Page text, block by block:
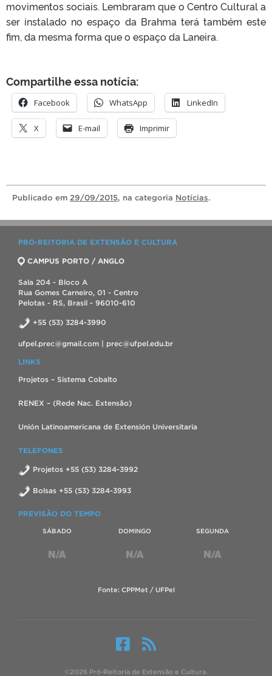
movimentos sociais. Lembraram que o Centro Cultural a
ser instalado no espaço da Brahma terá também este
fim, da mesma forma que o espaço da Laneira.
Compartilhe essa notícia:
Facebook WhatsApp LinkedIn
X E-mail Imprimir
Publicado em 29/09/2015, na categoria Notícias.
PRÓ-REITORIA DE EXTENSÃO E CULTURA
CAMPUS PORTO / ANGLO
Sala 204 - Bloco A
Rua Gomes Carneiro, 01 - Centro
Pelotas - RS, Brasil - 96010-610
+55 (53) 3284-3990
ufpel.prec@gmail.com | prec@ufpel.edu.br
LINKS
Projetos – Sistema Cobalto
RENEX – (Rede Nac. Extensão)
Unión Latinoamericana de Extensión Universitaria
TELEFONES
Projetos +55 (53) 3284-3992
Bolsas +55 (53) 3284-3993
PREVISÃO DO TEMPO
SÁBADO DOMINGO SEGUNDA
Fonte: CPPMet / UFPel
©2026 Pró-Reitoria de Extensão e Cultura.